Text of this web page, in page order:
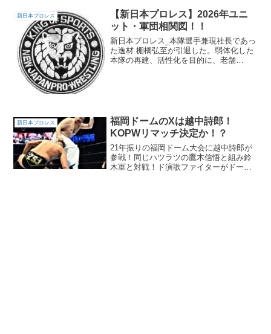
界ヘビー戦にメンバーが出るだ...
新日本プロレス
【新日本プロレス】2026年ユニ
ット・軍団相関図！！
新日本プロレス_本隊選手兼現社長であっ
た逸材 棚橋弘至が引退した。弱体化した
本隊の再建、活性化を目的に、老舗
新日本プロレス
福岡ドームのXは越中詩郎！
KOPWリマッチ決定か！？
21年振りの福岡ドーム大会に越中詩郎が
参戦！同じハツラツの鷹木信悟と組み鈴
木軍と対戦！ド演歌ファイターがドーム